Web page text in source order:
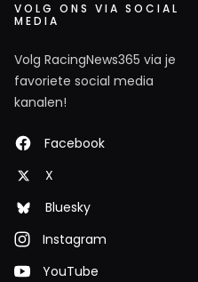
VOLG ONS VIA SOCIAL
MEDIA
Volg RacingNews365 via je
favoriete social media
kanalen!
Facebook
X
Bluesky
Instagram
YouTube